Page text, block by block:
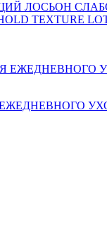
ЛОСЬОН
TEXTURE